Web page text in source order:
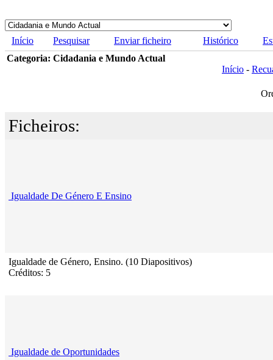
Início Pesquisar Enviar ficheiro Histórico
Categoria: Cidadania e Mundo Actual
Início -
Ficheiros:
Igualdade De Género E Ensino
Igualdade de Género, Ensino. (10 Diapositivos)
Créditos: 5
Igualdade de Oportunidades